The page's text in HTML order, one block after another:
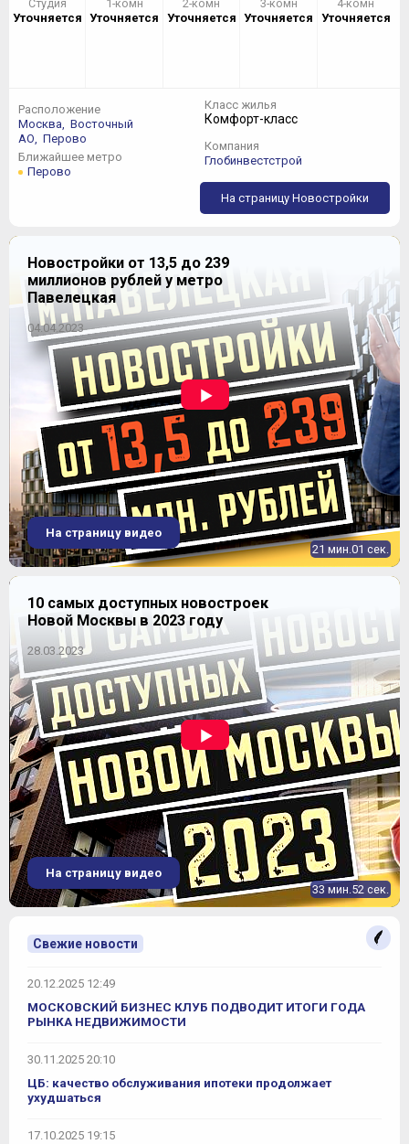
Студия
Уточняется
1-комн
Уточняется
2-комн
Уточняется
3-комн
Уточняется
4-комн
Уточняется
Расположение
Москва, Восточный
АО, Перово
Ближайшее метро
Перово
Класс жилья
Комфорт-класс
Компания
Глобинвестстрой
На страницу Новостройки
Новостройки от 13,5 до 239
миллионов рублей у метро
Павелецкая
04.04.2023
21 мин.01 сек.
На страницу видео
10 самых доступных новостроек
Новой Москвы в 2023 году
28.03.2023
33 мин.52 сек.
На страницу видео
Свежие новости
20.12.2025 12:49
МОСКОВСКИЙ БИЗНЕС КЛУБ ПОДВОДИТ ИТОГИ ГОДА
РЫНКА НЕДВИЖИМОСТИ
30.11.2025 20:10
ЦБ: качество обслуживания ипотеки продолжает
ухудшаться
17.10.2025 19:15